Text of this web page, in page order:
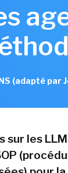
(adapté par
sur les